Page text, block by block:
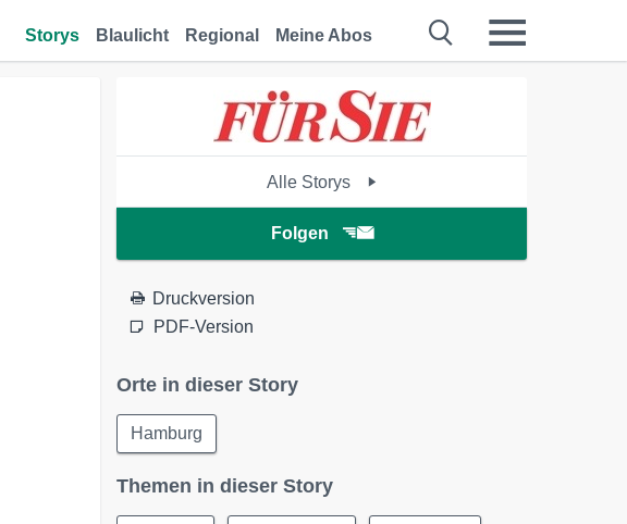
Storys Blaulicht Regional Meine Abos
Alle Storys
Folgen
Druckversion
PDF-Version
Orte in dieser Story
Hamburg
Themen in dieser Story